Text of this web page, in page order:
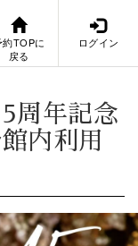
約TOPに
戻る
ログイン
周年記念
内利用